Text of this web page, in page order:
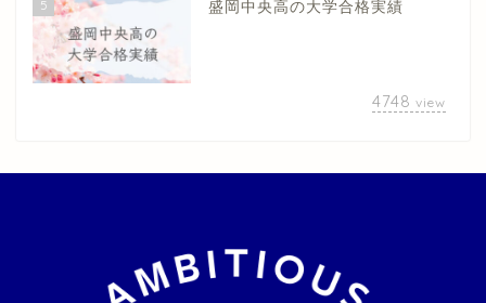
5 盛岡中央高の大学合格実績
4748 view